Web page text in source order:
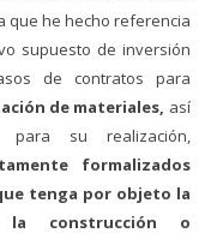
que he hecho referencia
supuesto de inversión
de contratos para
de materiales, así
su realización,
formalizados
tenga por objeto la
la construcción o